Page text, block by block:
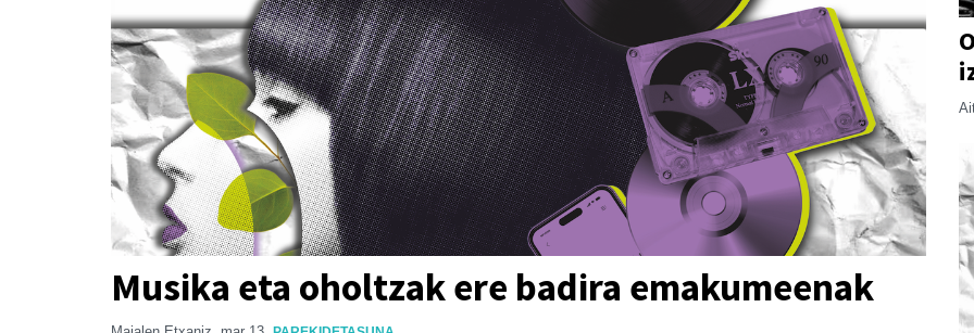
Musika eta oholtzak ere badira emakumeenak